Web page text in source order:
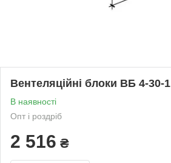
Вентеляційні блоки ВБ 4-30-1
В наявності
Опт і роздріб
2 516 ₴